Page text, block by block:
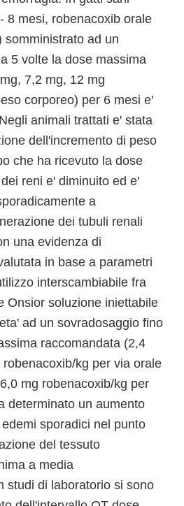
8 mesi, robenacoxib orale
somministrato ad un
5 volte la dose massima
7,2 mg, 12 mg
corporeo) per 6 mesi e'
animali trattati e' stata
dell'incremento di peso
che ha ricevuto la dose
reni e' diminuito ed e'
a
dei tubuli renali
una evidenza di
in base a parametri
interscambiabile fra
Onsior soluzione iniettabile
ad un sovradosaggio fino
raccomandata (2,4
kg per via orale
mg robenacoxib/kg per
determinato un aumento
sporadici nel punto
del tessuto
a media
studi di laboratorio si sono